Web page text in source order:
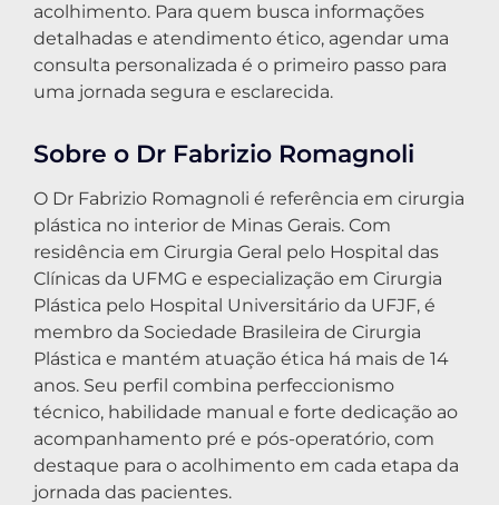
acolhimento. Para quem busca informações
detalhadas e atendimento ético, agendar uma
consulta personalizada é o primeiro passo para
uma jornada segura e esclarecida.
Sobre o Dr Fabrizio Romagnoli
O Dr Fabrizio Romagnoli é referência em cirurgia
plástica no interior de Minas Gerais. Com
residência em Cirurgia Geral pelo Hospital das
Clínicas da UFMG e especialização em Cirurgia
Plástica pelo Hospital Universitário da UFJF, é
membro da Sociedade Brasileira de Cirurgia
Plástica e mantém atuação ética há mais de 14
anos. Seu perfil combina perfeccionismo
técnico, habilidade manual e forte dedicação ao
acompanhamento pré e pós-operatório, com
destaque para o acolhimento em cada etapa da
jornada das pacientes.